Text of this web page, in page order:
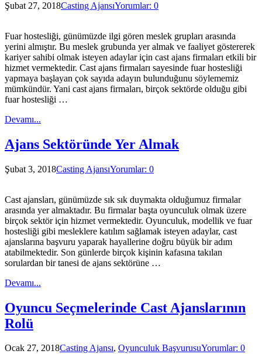
Şubat 27, 2018Casting AjansıYorumlar: 0
Fuar hostesliği, günümüzde ilgi gören meslek grupları arasında
yerini almıştır. Bu meslek grubunda yer almak ve faaliyet göstererek
kariyer sahibi olmak isteyen adaylar için cast ajans firmaları etkili bir
hizmet vermektedir. Cast ajans firmaları sayesinde fuar hostesliği
yapmaya başlayan çok sayıda adayın bulunduğunu söylememiz
mümkündür. Yani cast ajans firmaları, birçok sektörde olduğu gibi
fuar hostesliği …
Devamı...
Ajans Sektöründe Yer Almak
Şubat 3, 2018Casting AjansıYorumlar: 0
Cast ajansları, günümüzde sık sık duymakta olduğumuz firmalar
arasında yer almaktadır. Bu firmalar başta oyunculuk olmak üzere
birçok sektör için hizmet vermektedir. Oyunculuk, modellik ve fuar
hostesliği gibi mesleklere katılım sağlamak isteyen adaylar, cast
ajanslarına başvuru yaparak hayallerine doğru büyük bir adım
atabilmektedir. Son günlerde birçok kişinin kafasına takılan
sorulardan bir tanesi de ajans sektörüne …
Devamı...
Oyuncu Seçmelerinde Cast Ajanslarının
Rolü
Ocak 27, 2018Casting Ajansı, Oyunculuk BaşvurusuYorumlar: 0